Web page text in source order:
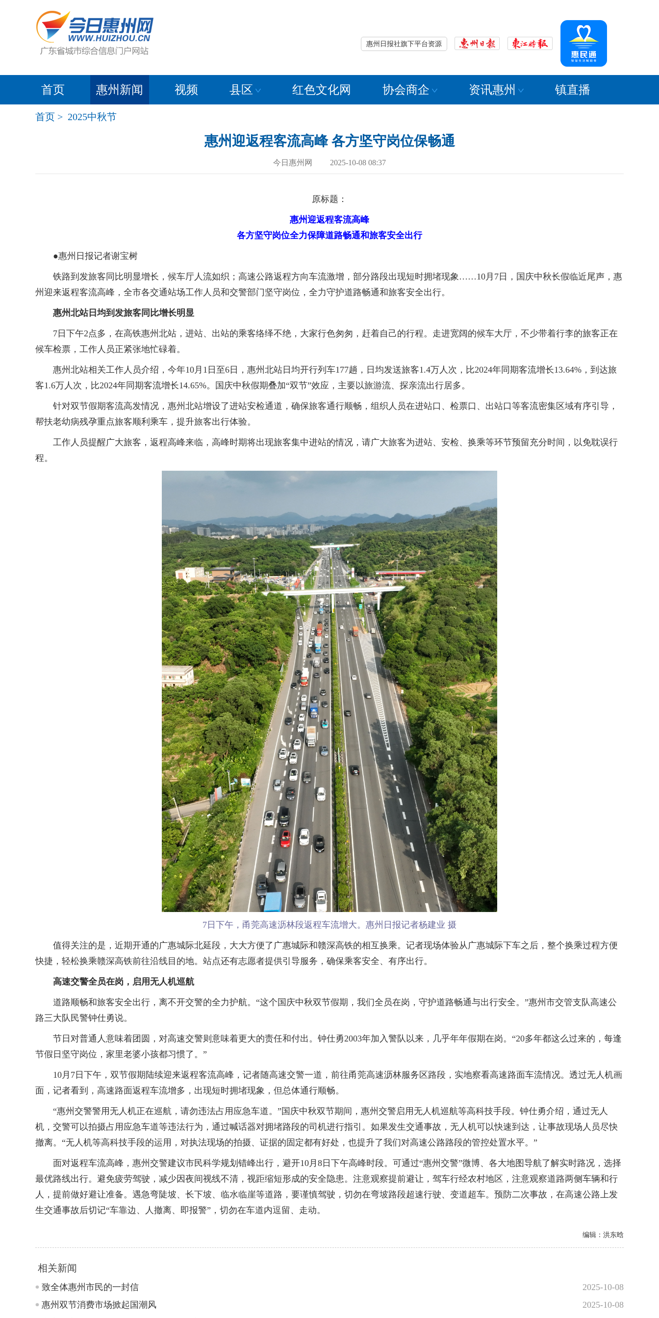
惠州日报社旗下平台资源
首页 惠州新闻 视频 县区 红色文化网 协会商企 资讯惠州 镇直播
首页 > 2025中秋节
惠州迎返程客流高峰 各方坚守岗位保畅通
今日惠州网 2025-10-08 08:37
原标题：
惠州迎返程客流高峰
各方坚守岗位全力保障道路畅通和旅客安全出行
●惠州日报记者谢宝树
铁路到发旅客同比明显增长，候车厅人流如织；高速公路返程方向车流激增，部分路段出现短时拥堵现象……10月7日，国庆中秋长假临近尾声，惠
州迎来返程客流高峰，全市各交通站场工作人员和交警部门坚守岗位，全力守护道路畅通和旅客安全出行。
惠州北站日均到发旅客同比增长明显
7日下午2点多，在高铁惠州北站，进站、出站的乘客络绎不绝，大家行色匆匆，赶着自己的行程。走进宽阔的候车大厅，不少带着行李的旅客正在
候车检票，工作人员正紧张地忙碌着。
惠州北站相关工作人员介绍，今年10月1日至6日，惠州北站日均开行列车177趟，日均发送旅客1.4万人次，比2024年同期客流增长13.64%，到达旅
客1.6万人次，比2024年同期客流增长14.65%。国庆中秋假期叠加“双节”效应，主要以旅游流、探亲流出行居多。
针对双节假期客流高发情况，惠州北站增设了进站安检通道，确保旅客通行顺畅，组织人员在进站口、检票口、出站口等客流密集区域有序引导，
帮扶老幼病残孕重点旅客顺利乘车，提升旅客出行体验。
工作人员提醒广大旅客，返程高峰来临，高峰时期将出现旅客集中进站的情况，请广大旅客为进站、安检、换乘等环节预留充分时间，以免耽误行
程。
7日下午，甬莞高速沥林段返程车流增大。惠州日报记者杨建业 摄
值得关注的是，近期开通的广惠城际北延段，大大方便了广惠城际和赣深高铁的相互换乘。记者现场体验从广惠城际下车之后，整个换乘过程方便
快捷，轻松换乘赣深高铁前往沿线目的地。站点还有志愿者提供引导服务，确保乘客安全、有序出行。
高速交警全员在岗，启用无人机巡航
道路顺畅和旅客安全出行，离不开交警的全力护航。“这个国庆中秋双节假期，我们全员在岗，守护道路畅通与出行安全。”惠州市交管支队高速公
路三大队民警钟仕勇说。
节日对普通人意味着团圆，对高速交警则意味着更大的责任和付出。钟仕勇2003年加入警队以来，几乎年年假期在岗。“20多年都这么过来的，每逢
节假日坚守岗位，家里老婆小孩都习惯了。”
10月7日下午，双节假期陆续迎来返程客流高峰，记者随高速交警一道，前往甬莞高速沥林服务区路段，实地察看高速路面车流情况。透过无人机画
面，记者看到，高速路面返程车流增多，出现短时拥堵现象，但总体通行顺畅。
“惠州交警警用无人机正在巡航，请勿违法占用应急车道。”国庆中秋双节期间，惠州交警启用无人机巡航等高科技手段。钟仕勇介绍，通过无人
机，交警可以拍摄占用应急车道等违法行为，通过喊话器对拥堵路段的司机进行指引。如果发生交通事故，无人机可以快速到达，让事故现场人员尽快
撤离。“无人机等高科技手段的运用，对执法现场的拍摄、证据的固定都有好处，也提升了我们对高速公路路段的管控处置水平。”
面对返程车流高峰，惠州交警建议市民科学规划错峰出行，避开10月8日下午高峰时段。可通过“惠州交警”微博、各大地图导航了解实时路况，选择
最优路线出行。避免疲劳驾驶，减少因夜间视线不清，视距缩短形成的安全隐患。注意观察提前避让，驾车行经农村地区，注意观察道路两侧车辆和行
人，提前做好避让准备。遇急弯陡坡、长下坡、临水临崖等道路，要谨慎驾驶，切勿在弯坡路段超速行驶、变道超车。预防二次事故，在高速公路上发
生交通事故后切记“车靠边、人撤离、即报警”，切勿在车道内逗留、走动。
编辑：洪东晗
相关新闻
致全体惠州市民的一封信
2025-10-08
惠州双节消费市场掀起国潮风
2025-10-08